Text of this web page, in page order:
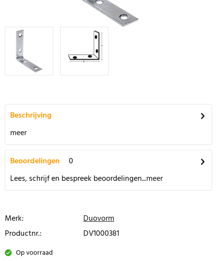
Beschrijving
meer
Beoordelingen
0
Lees, schrijf en bespreek beoordelingen...meer
Merk:
Duovorm
Productnr.:
DV1000381
Op voorraad